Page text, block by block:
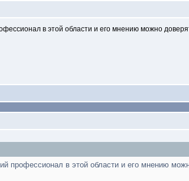
в этой области и его мнению можно
профессионал в этой области и его мнению